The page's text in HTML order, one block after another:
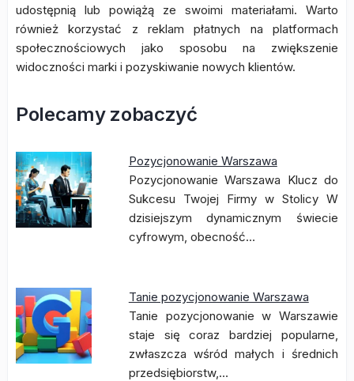
udostępnią lub powiążą ze swoimi materiałami. Warto
również korzystać z reklam płatnych na platformach
społecznościowych jako sposobu na zwiększenie
widoczności marki i pozyskiwanie nowych klientów.
Polecamy zobaczyć
Pozycjonowanie Warszawa
Pozycjonowanie Warszawa Klucz do
Sukcesu Twojej Firmy w Stolicy W
dzisiejszym dynamicznym świecie
cyfrowym, obecność…
Tanie pozycjonowanie Warszawa
Tanie pozycjonowanie w Warszawie
staje się coraz bardziej popularne,
zwłaszcza wśród małych i średnich
przedsiębiorstw,…